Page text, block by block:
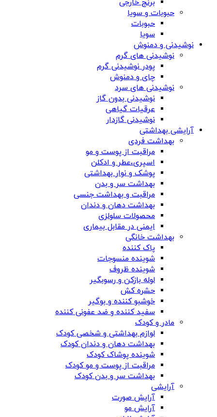
برنج خارجی
حبوبات و سویا
حبوبات
سویا
نوشیدنی و دمنوش
نوشیدنی های گرم
پودر نوشیدنی گرم
چای و دمنوش
نوشیدنی های سرد
نوشیدنی بدون گاز
عرقیات گیاهی
نوشیدنی گازدار
آرایشی بهداشتی
بهداشت فردی
مراقبت از پوست و مو
اسپری،عطر و ادکلن
پوشک و نوار بهداشتی
بهداشت سر و بدن
مراقبت و بهداشت جنسی
بهداشت دهان و دندان
محصولات سلولزی
ایمنی در مقابل بیماری
بهداشت خانگی
پاک کننده
شوینده منسوجات
شوینده ظروف
لوله بازکن و رسوبگیر
حشره کش
خوشبو کننده و بوگیر
سفید کننده و ضد عفونی کننده
مادر و کودک
لوازم بهداشتی و شخصی کودک
بهداشت دهان و دندان کودک
شوینده پوشاک کودک
مراقبت از پوست و مو کودک
بهداشت سر و بدن کودک
آرایشی
آرایش صورت
آرایش مو